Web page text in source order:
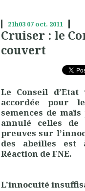
21h03 07 oct. 2011
Cruiser : le
couvert
Le Conseil
accordée pour
semences de
annulé celles de
preuves sur
des abeilles est
Réaction de FNE.
L’innocuité